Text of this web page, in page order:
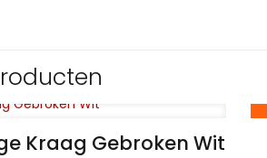
Kraag Gebroken Wit